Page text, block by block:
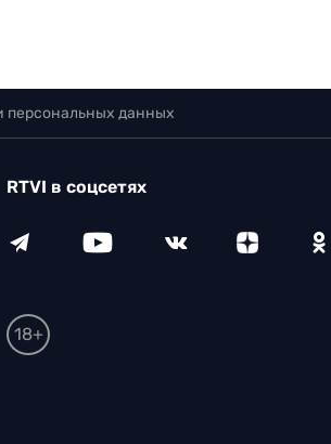
персональных данных
RTVI в соцсетях
18+